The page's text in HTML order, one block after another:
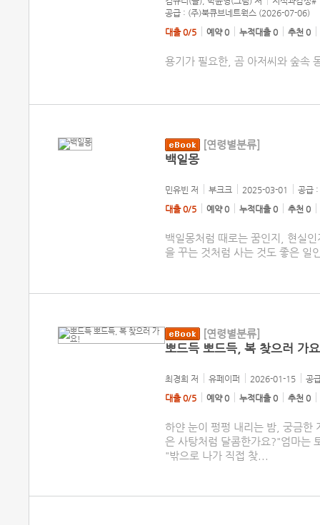
공급 : (주)북큐브네트웍스 (2026-07-06)
대출 0/5
예약 0 누적대출 0 추천 0
용기가 필요한, 곰 아저씨와 숲속
[연령별분류]
백일몽
민유빈 저 부크크 2025-03-01
공급
대출 0/5
예약 0 누적대출 0 추천 0
백일몽처럼 때로는 꿈인지, 현실
을 꾸는 것처럼 사는 것도 좋은 일
[연령별분류]
뽀드득 뽀드득, 복 찾으러 가
최경희 저 유페이퍼 2026-01-15
공
대출 0/5
예약 0 누적대출 0 추천 0
하얀 눈이 펑펑 내리는 밤, 궁금한
은 사탕처럼 달콤한가요?"엄마는
"밖으로 나가 직접 찾